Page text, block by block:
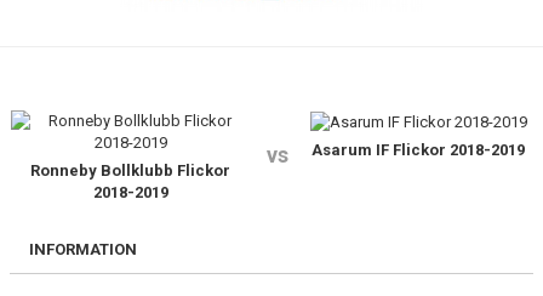
BILDGALLERI
DOKUMENT
KONTAKT
Ronneby Bollklubb Flickor
2018-2019
vs Asarum IF Flickor 2018-2019
INFORMATION